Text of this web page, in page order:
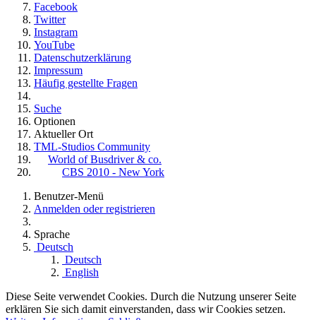
Facebook
Twitter
Instagram
YouTube
Datenschutzerklärung
Impressum
Häufig gestellte Fragen
Suche
Optionen
Aktueller Ort
TML-Studios Community
World of Busdriver & co.
CBS 2010 - New York
Benutzer-Menü
Anmelden oder registrieren
Sprache
Deutsch
Deutsch
English
Diese Seite verwendet Cookies. Durch die Nutzung unserer Seite
erklären Sie sich damit einverstanden, dass wir Cookies setzen.